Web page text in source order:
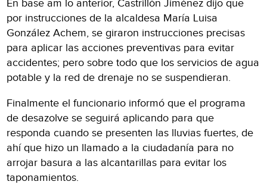
En base am lo anterior, Castrillón Jiménez dijo que
por instrucciones de la alcaldesa María Luisa
González Achem, se giraron instrucciones precisas
para aplicar las acciones preventivas para evitar
accidentes; pero sobre todo que los servicios de agua
potable y la red de drenaje no se suspendieran.
Finalmente el funcionario informó que el programa
de desazolve se seguirá aplicando para que
responda cuando se presenten las lluvias fuertes, de
ahí que hizo un llamado a la ciudadanía para no
arrojar basura a las alcantarillas para evitar los
taponamientos.